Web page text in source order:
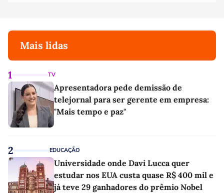
Mais lidas
1 TV
Apresentadora pede demissão de
telejornal para ser gerente em empresa:
"Mais tempo e paz"
2 EDUCAÇÃO
Universidade onde Davi Lucca quer
estudar nos EUA custa quase R$ 400 mil e
já teve 29 ganhadores do prêmio Nobel